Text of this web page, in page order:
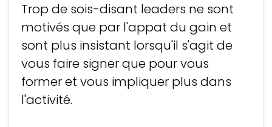
Trop de sois-disant leaders ne sont
motivés que par l'appat du gain et
sont plus insistant lorsqu'il s'agit de
vous faire signer que pour vous
former et vous impliquer plus dans
l'activité.